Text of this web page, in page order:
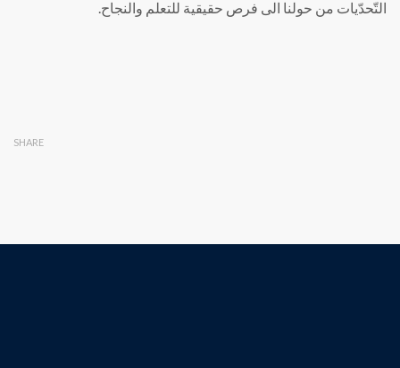
التّحدّيات من حولنا الى فرص حقيقية للتعلم والنجاح.
SHARE